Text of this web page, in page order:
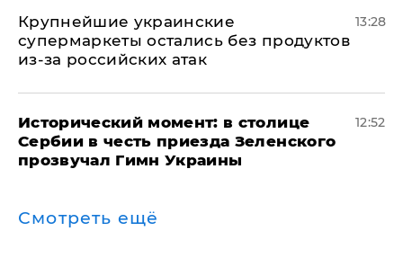
Крупнейшие украинские
супермаркеты остались без продуктов
из-за российских атак
13:28
Исторический момент: в столице
Сербии в честь приезда Зеленского
прозвучал Гимн Украины
12:52
Смотреть ещё